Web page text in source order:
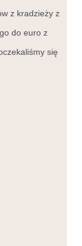
z kradzieży z
do euro z
się